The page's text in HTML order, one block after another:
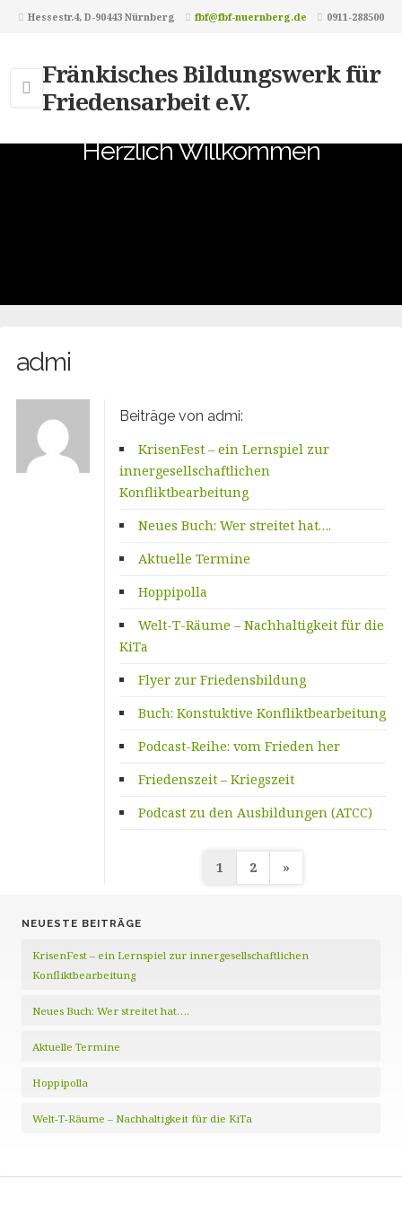
Hessestr.4, D-90443 Nürnberg fbf@fbf-nuernberg.de 0911-288500
Fränkisches Bildungswerk für
Friedensarbeit e.V.
Herzlich Willkommen
admi
Beiträge von admi:
KrisenFest – ein Lernspiel zur
innergesellschaftlichen
Konfliktbearbeitung
Neues Buch: Wer streitet hat….
Aktuelle Termine
Hoppipolla
Welt-T-Räume – Nachhaltigkeit für die
KiTa
Flyer zur Friedensbildung
Buch: Konstuktive Konfliktbearbeitung
Podcast-Reihe: vom Frieden her
Friedenszeit – Kriegszeit
Podcast zu den Ausbildungen (ATCC)
1 2 »
NEUESTE BEITRÄGE
KrisenFest – ein Lernspiel zur innergesellschaftlichen
Konfliktbearbeitung
Neues Buch: Wer streitet hat….
Aktuelle Termine
Hoppipolla
Welt-T-Räume – Nachhaltigkeit für die KiTa